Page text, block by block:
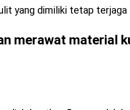
yang dimiliki tetap
merawat material